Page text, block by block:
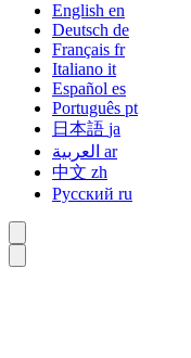
English en
Deutsch de
Français fr
Italiano it
Español es
Português pt
日本語 ja
ar
中文 zh
Русский ru